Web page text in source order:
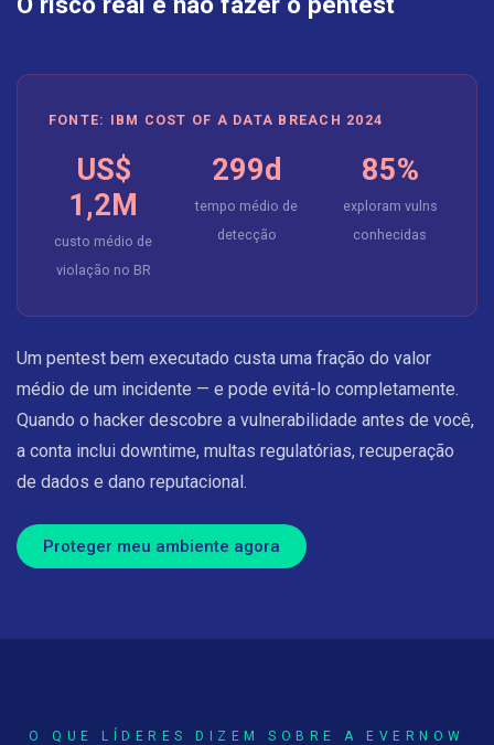
FONTE: IBM COST OF A DATA BREACH 2024
US$
1,2M
custo médio de
violação no BR
299d
tempo médio de
detecção
85%
exploram vulns
conhecidas
Um pentest bem executado custa uma fração do valor
médio de um incidente — e pode evitá-lo completamente.
Quando o hacker descobre a vulnerabilidade antes de você,
a conta inclui downtime, multas regulatórias, recuperação
de dados e dano reputacional.
Proteger meu ambiente agora
O QUE LÍDERES DIZEM SOBRE A EVERNOW